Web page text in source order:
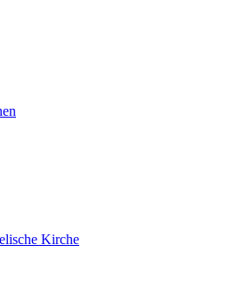
Kirche